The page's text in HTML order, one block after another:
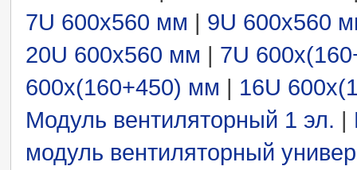
7U 600x560 мм | 9U 600x560
20U 600x560 мм | 7U
600x(160+450) мм | 16U
Модуль вентиляторный 1 эл. |
модуль вентиляторный